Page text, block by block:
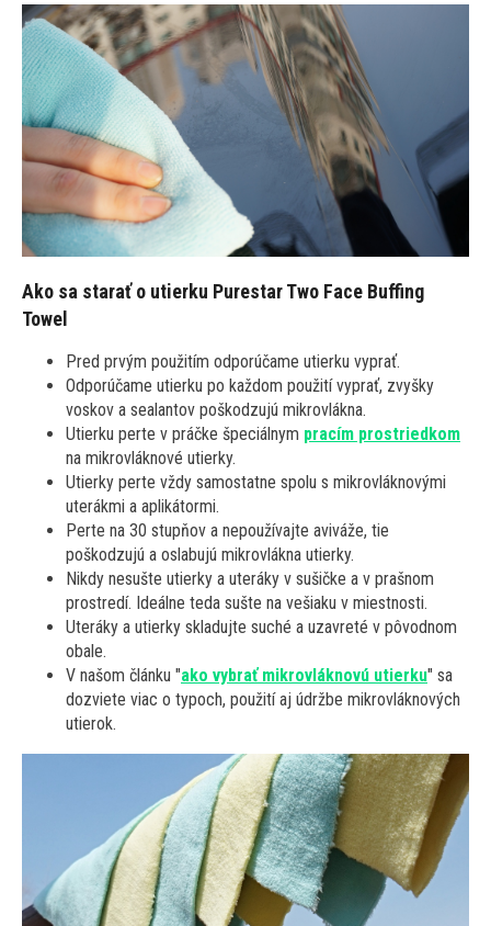
Ako sa starať o utierku Purestar Two Face Buffing
Towel
Pred prvým použitím odporúčame utierku vyprať.
Odporúčame utierku po každom použití vyprať, zvyšky
voskov a sealantov poškodzujú mikrovlákna.
Utierku perte v práčke špeciálnym pracím prostriedkom
na mikrovláknové utierky.
Utierky perte vždy samostatne spolu s mikrovláknovými
uterákmi a aplikátormi.
Perte na 30 stupňov a nepoužívajte aviváže, tie
poškodzujú a oslabujú mikrovlákna utierky.
Nikdy nesušte utierky a uteráky v sušičke a v prašnom
prostredí. Ideálne teda sušte na vešiaku v miestnosti.
Uteráky a utierky skladujte suché a uzavreté v pôvodnom
obale.
V našom článku "ako vybrať mikrovláknovú utierku" sa
dozviete viac o typoch, použití aj údržbe mikrovláknových
utierok.